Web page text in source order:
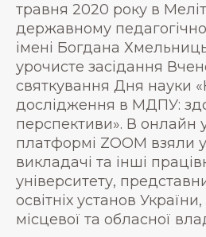
травня 2020 року в
державному
імені Богдана
урочисте засідання
святкування Дня науки
дослідження в МДПУ:
перспективи». В онлайн
платформі ZOOM взяли
викладачі та інші
університету,
освітніх установ
місцевої та обласної